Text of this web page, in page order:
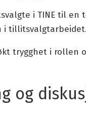
i TINE til
i
trygghet i rollen
og